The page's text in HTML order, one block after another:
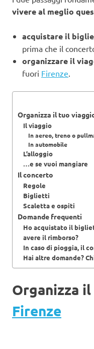
vivere al meglio
acquistare il
prima che il
organizzare il
fuori Firenze
Organizza il tuo
Il viaggio
In aereo, treno o
In automobile
L’alloggio
…e se vuoi mangiare
Il concerto
Regole
Biglietti
Scaletta e ospiti
Domande frequenti
Ho acquistato il
avere il rimborso?
In caso di pioggia, il
Hai altre domande?
Organizza
Firenze